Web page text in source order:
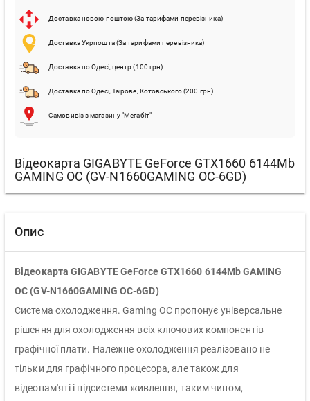
Доставка новою поштою (За тарифами перевізника)
Доставка Укрпошта (За тарифами перевізника)
Доставка по Одесі, центр (100 грн)
Доставка по Одесі, Таїрове, Котовського (200 грн)
Самовивіз з магазину "Мегабіт"
Відеокарта GIGABYTE GeForce GTX1660 6144Mb
GAMING OC (GV-N1660GAMING OC-6GD)
Опис
Відеокарта GIGABYTE GeForce GTX1660 6144Mb GAMING
OC (GV-N1660GAMING OC-6GD)
Система охолодження. Gaming OC пропонує універсальне
рішення для охолодження всіх ключових компонентів
графічної плати. Належне охолодження реалізовано не
тільки для графічного процесора, але також для
відеопам'яті і підсистеми живлення, таким чином,